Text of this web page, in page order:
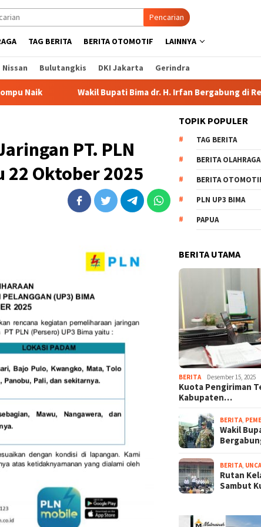
Pencarian
TAG BERITA BERITA OTOMOTIF LAINNYA
Nissan Bulutangkis DKI Jakarta Gerindra
Wakil Bupati Bima dr. H. Irfan Bergabung di Retreat Magelang
PT. PLN
22 Oktober 2025
TOPIK POPULER
TAG BERITA
BERITA OLAHRAGA
BERITA
PLN UP3 BIMA
PAPUA
BERITA UTAMA
BERITA Desember 15, 2025
Kuota Pengiriman
Kabupaten…
BERITA
Wakil
BERITA
Rutan
Sambut